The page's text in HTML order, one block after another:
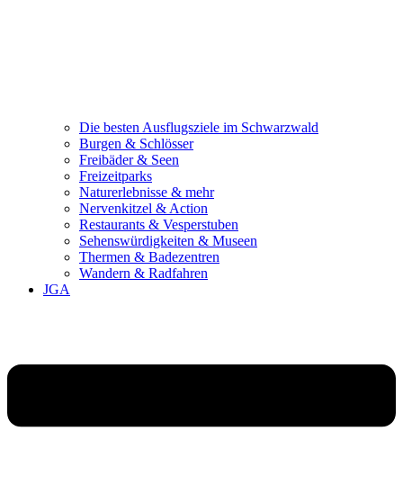
Die besten Ausflugsziele im Schwarzwald
Burgen & Schlösser
Freibäder & Seen
Freizeitparks
Naturerlebnisse & mehr
Nervenkitzel & Action
Restaurants & Vesperstuben
Sehenswürdigkeiten & Museen
Thermen & Badezentren
Wandern & Radfahren
JGA